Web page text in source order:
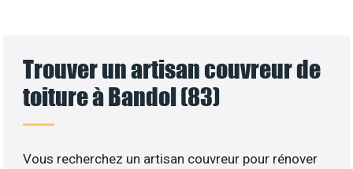
Trouver un artisan couvreur de
toiture à Bandol (83)
Vous recherchez un artisan couvreur pour rénover